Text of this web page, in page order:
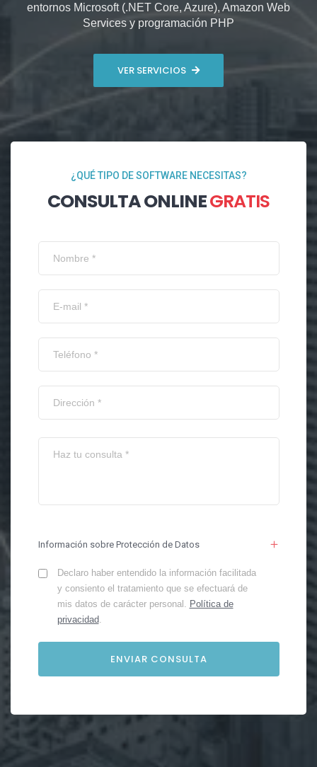
entornos Microsoft (.NET Core, Azure), Amazon Web
Services y programación PHP
VER SERVICIOS
¿QUÉ TIPO DE SOFTWARE NECESITAS?
CONSULTA ONLINEGRATIS
Información sobre Protección de Datos
Declaro haber entendido la información facilitada
y consiento el tratamiento que se efectuará de
mis datos de carácter personal. Política de
privacidad.